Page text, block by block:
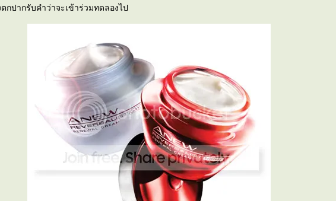
กปากรับคำว่าจะเข้าร่วมทดลองไป